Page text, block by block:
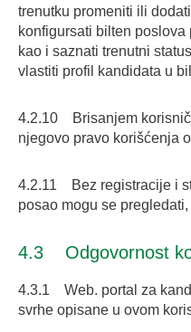
trenutku promeniti ili
konfigursati bilten poslova
kao i saznati trenutni
vlastiti profil kandidata u
4.2.10 Brisanjem
njegovo pravo korišćenja
4.2.11 Bez registracije i
posao mogu se
4.3 Odgovornost
4.3.1 Web. portal za
svrhe opisane u ovom